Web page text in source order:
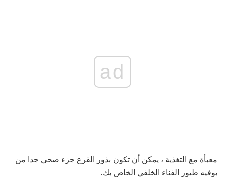
ad
معبأة مع التغذية ، يمكن أن تكون بذور القرع جزء صحي جدا من
بوفيه طيور الفناء الخلفي الخاص بك.